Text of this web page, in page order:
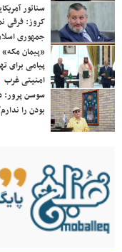
سناتور
کروز: فرقی
جمهوری
«پیمان
پیامی برای
امنیتی غرب
سوسن پرور:
بودن را